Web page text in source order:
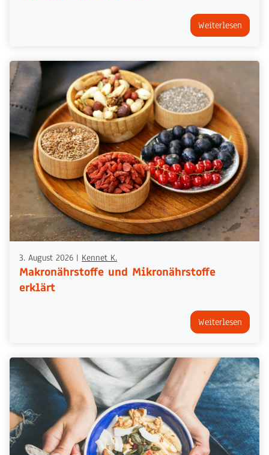
Weiterlesen
3. August 2026 | Kennet K.
Makronährstoffe und Mikronährstoffe
erklärt
Weiterlesen